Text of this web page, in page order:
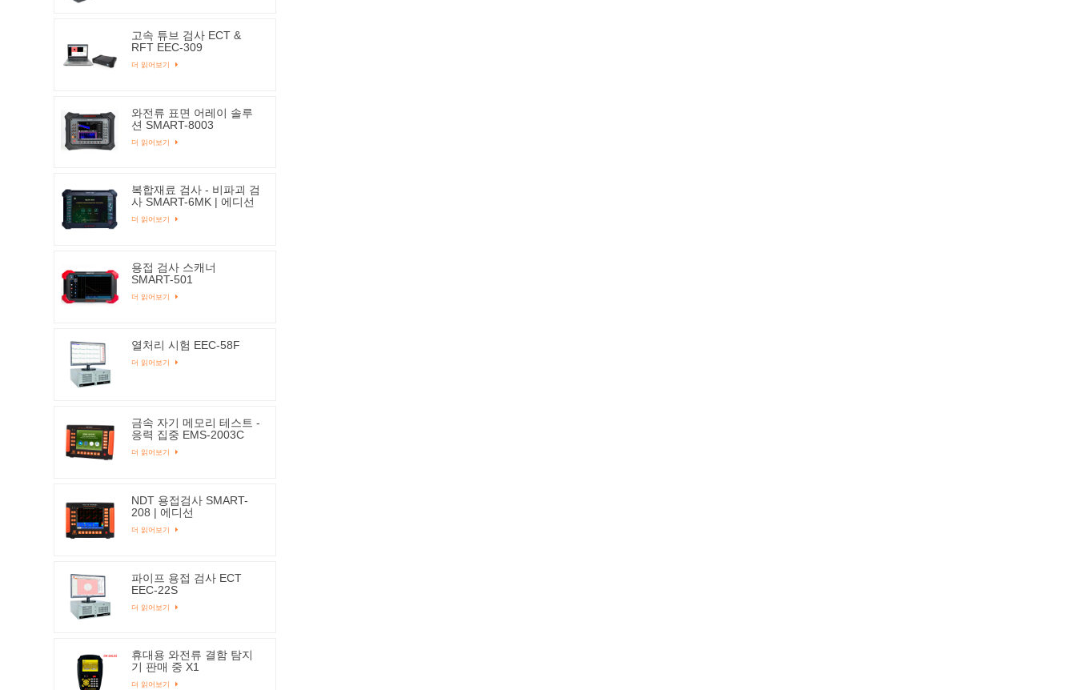
고속 튜브 검사 ECT &
RFT EEC-309
더 읽어보기
와전류 표면 어레이 솔루
션 SMART-8003
더 읽어보기
복합재료 검사 - 비파괴 검
사 SMART-6MK | 에디선
더 읽어보기
용접 검사 스캐너
SMART-501
더 읽어보기
열처리 시험 EEC-58F
더 읽어보기
금속 자기 메모리 테스트 -
응력 집중 EMS-2003C
더 읽어보기
NDT 용접검사 SMART-
208 | 에디선
더 읽어보기
파이프 용접 검사 ECT
EEC-22S
더 읽어보기
휴대용 와전류 결함 탐지
기 판매 중 X1
더 읽어보기